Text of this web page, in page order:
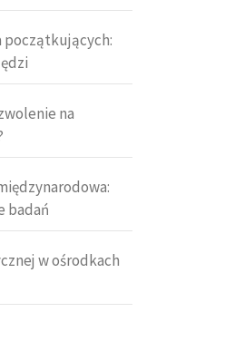
początkujących:
na
badań
w ośrodkach